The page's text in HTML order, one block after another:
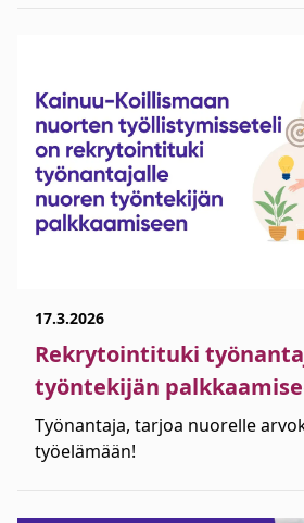
17.3.2026
Rekrytointituki
työntekijän
Työnantaja, tarjoa nuorelle
työelämään!